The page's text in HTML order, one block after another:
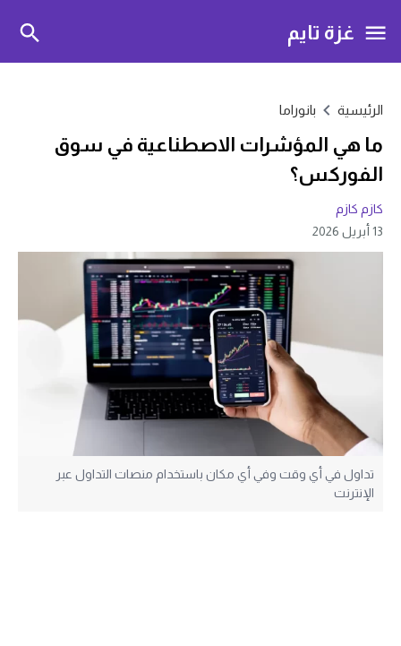
غزة تايم
الرئيسية بانوراما
ما هي المؤشرات الاصطناعية في سوق
الفوركس؟
كازم كازم
13 أبريل 2026
تداول في أي وقت وفي أي مكان باستخدام منصات التداول عبر
الإنترنت